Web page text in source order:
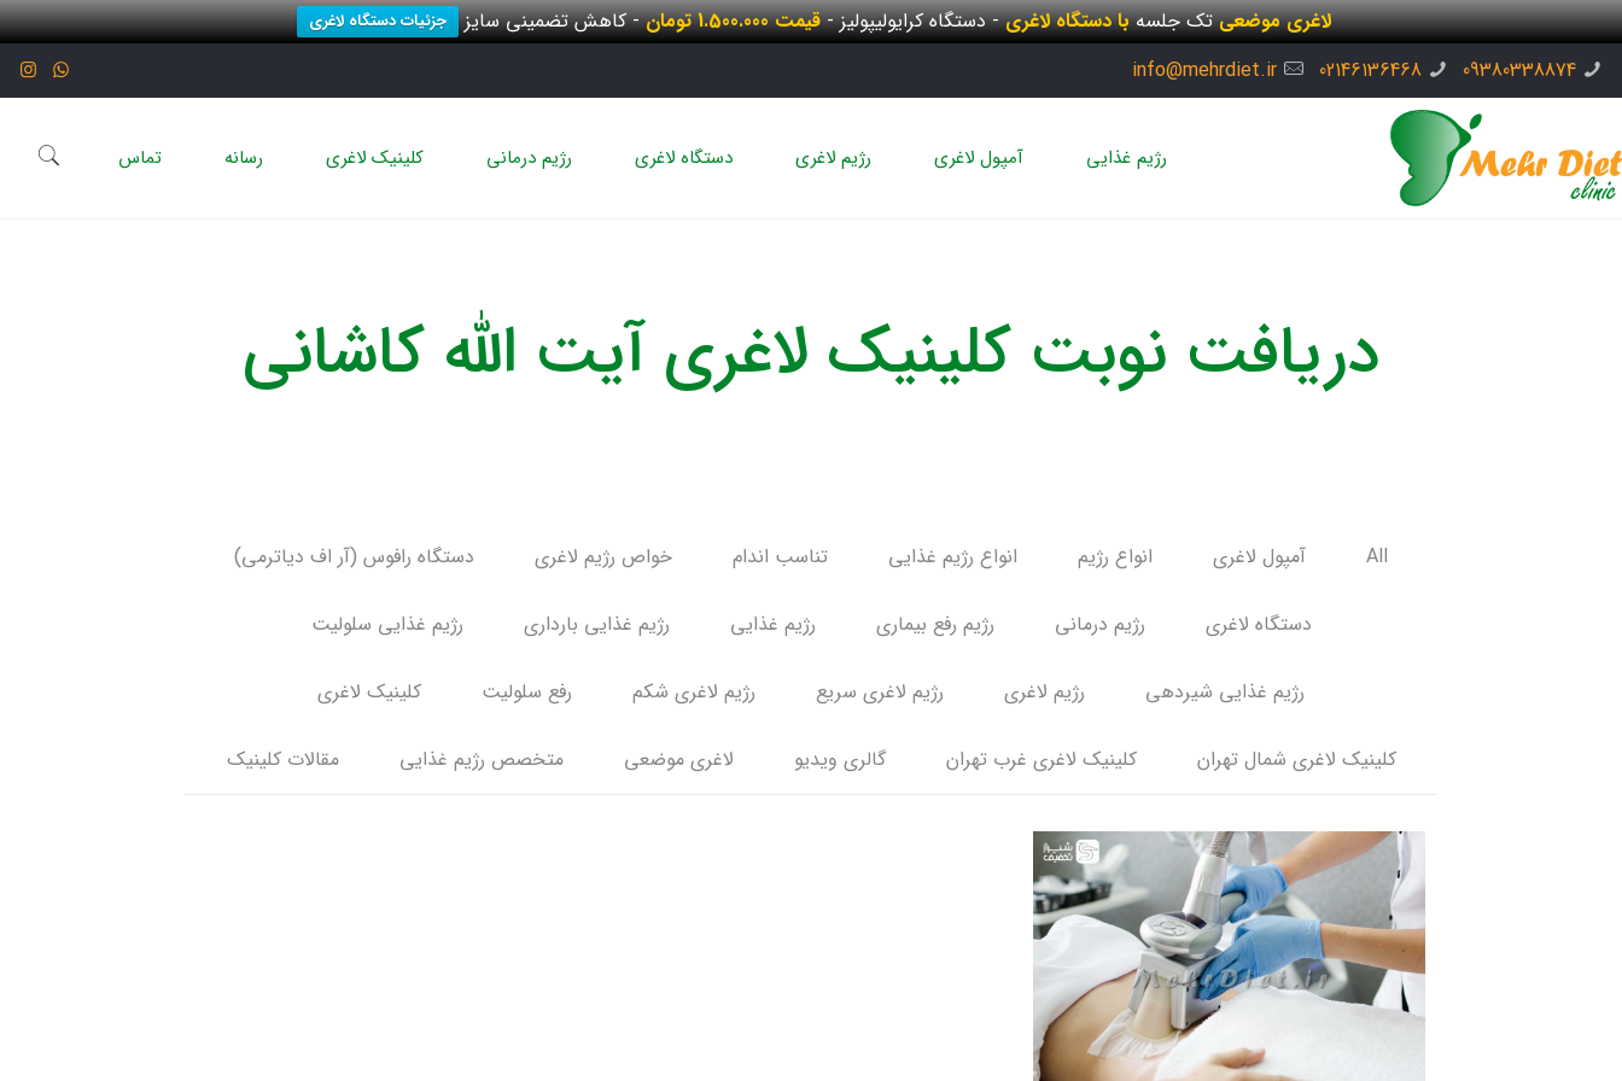
لاغری موضعیتک جلسهبا دستگاه لاغری- دستگاه کرایولیپولیز -قیمت 1.500.000 تومان - کاهش تضمینی سایز جزئیات دستگاه لاغری
09380338874
02146136468
info@mehrdiet.ir
رژیم غذایی آمپول لاغری رژیم لاغری دستگاه لاغری رژیم درمانی کلینیک لاغری رسانه تماس
دریافت نوبت کلینیک لاغری آیت الله کاشانی
All آمپول لاغری انواع رژیم انواع رژیم غذایی تناسب اندام خواص رژیم لاغری دستگاه رافوس (آر اف دیاترمی)
دستگاه لاغری رژیم درمانی رژیم رفع بیماری رژیم غذایی رژیم غذایی بارداری رژیم غذایی سلولیت
رژیم غذایی شیردهی رژیم لاغری رژیم لاغری سریع رژیم لاغری شکم رفع سلولیت کلینیک لاغری
کلینیک لاغری شمال تهران کلینیک لاغری غرب تهران گالری ویدیو لاغری موضعی متخصص رژیم غذایی مقالات کلینیک